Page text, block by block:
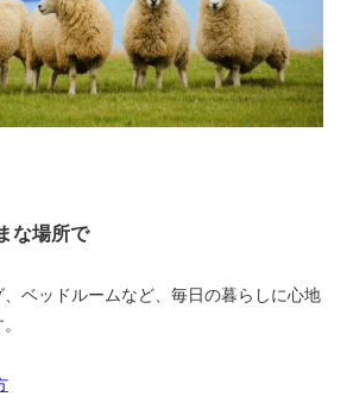
な場所で
、ベッドルームなど、毎日の暮らしに心地